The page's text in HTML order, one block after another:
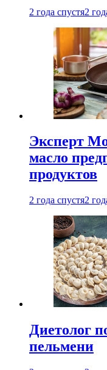
2 года спустя2
Эксперт
масло
продуктов
2 года спустя2
Диетолог
пельмени